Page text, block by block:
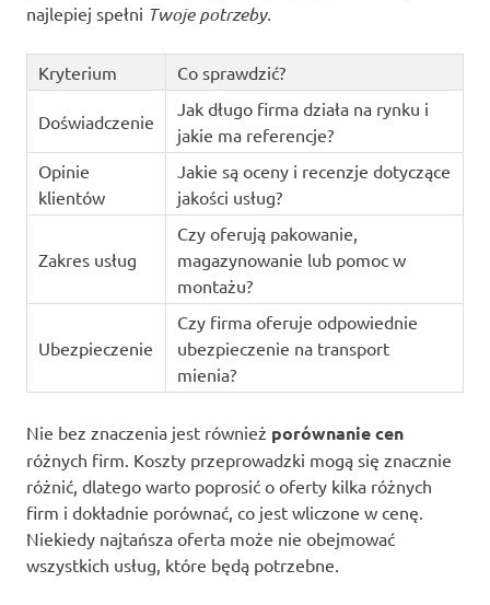
najlepiej spełni Twoje potrzeby.
Kryterium Co sprawdzić?
Doświadczenie
Jak długo firma działa na rynku i
jakie ma referencje?
Opinie
klientów
Jakie są oceny i recenzje dotyczące
jakości usług?
Zakres usług
Czy oferują pakowanie,
magazynowanie lub pomoc w
montażu?
Ubezpieczenie
Czy firma oferuje odpowiednie
ubezpieczenie na transport
mienia?
Nie bez znaczenia jest również porównanie cen
różnych firm. Koszty przeprowadzki mogą się znacznie
różnić, dlatego warto poprosić o oferty kilka różnych
firm i dokładnie porównać, co jest wliczone w cenę.
Niekiedy najtańsza oferta może nie obejmować
wszystkich usług, które będą potrzebne.